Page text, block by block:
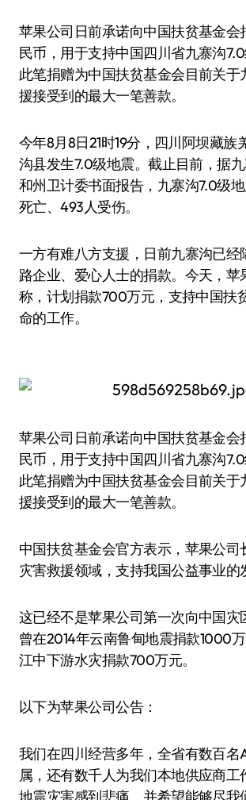
苹果公司日前承诺向中国扶贫基金会捐款700万元人
民币，用于支持中国四川省九寨沟
此笔捐赠为中国扶贫基金会目前关于
援接受到的最大一笔善款。
今年8月8日21时19分，四川阿坝藏族
沟县发生7.0级地震。截止目前，据
和州卫计委书面报告，九寨沟7.0级
死亡、493人受伤。
一方有难八方支援，日前九寨沟已经
路企业、爱心人士的捐款。今天，苹
称，计划捐款700万元，支持中国扶
命的工作。
苹果公司日前承诺向中国扶贫基金会
民币，用于支持中国四川省九寨沟
此笔捐赠为中国扶贫基金会目前关于
援接受到的最大一笔善款。
中国扶贫基金会官方表示，苹果公司
灾害救援领域，支持我国公益事业的
这已经不是苹果公司第一次向中国灾
曾在2014年云南鲁甸地震捐款1000
江中下游水灾捐款700万元。
以下为苹果公司公告：
我们在四川经营多年，全省有数百名
属，还有数千人为我们本地供应商工